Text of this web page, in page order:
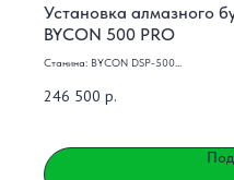
Установка алмазного
BYCON 500 PRO
Станина: BYCON DSP-500
246 500 р.